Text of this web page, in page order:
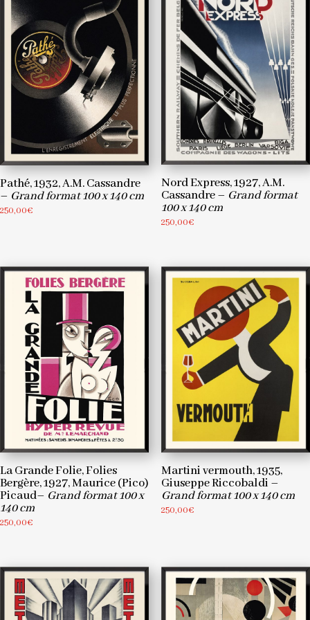
140
cm
Pathé, 1932, A.M. Cassandre
– Grand format 100 x 140 cm
250,00€
Nord Express, 1927, A.M.
Cassandre – Grand format
100 x 140 cm
250,00€
La Grande Folie, Folies
Bergère, 1927, Maurice (Pico)
Picaud– Grand format 100 x
140 cm
250,00€
Martini vermouth, 1935,
Giuseppe Riccobaldi –
Grand format 100 x 140 cm
250,00€